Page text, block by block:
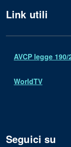
Link utili
AVCP legge 190/
WorldTV
Seguici su